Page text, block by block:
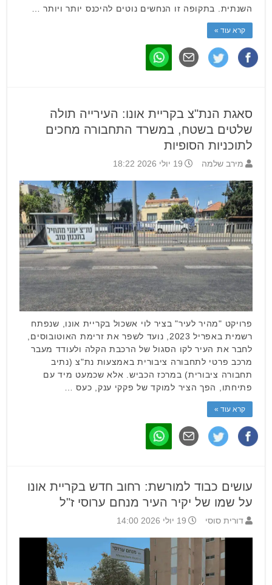
השנתית. בתקופה זו הנחשים נוטים להיכנס יותר ויותר …
קרא עוד »
סאגת הנת"צ בקריית אונו: העירייה תולה
שלטים בשטח, במשרד התחבורה מחכים
לתוכניות הסופיות
מירב שלמה 19 יולי 2026 18:22
פרויקט "מהיר לעיר" בציר לוי אשכול בקריית אונו, שנפתח
רשמית באפריל 2023, נועד לשפר את זרימת האוטובוסים,
לחבר את העיר לקו הסגול של הרכבת הקלה ולעודד מעבר
מרכב פרטי לתחבורה ציבורית באמצעות נת"צ (נתיב
תחבורה ציבורית) במרכז הכביש. אלא שכמעט מיד עם
פתיחתו, הפך הציר למוקד של פקקי ענק, כעס …
קרא עוד »
עושים כבוד למורשת: רחוב חדש בקריית אונו
על שמו של יקיר העיר מנחם ערוסי ז"ל
דורית סוסי 19 יולי 2026 14:00